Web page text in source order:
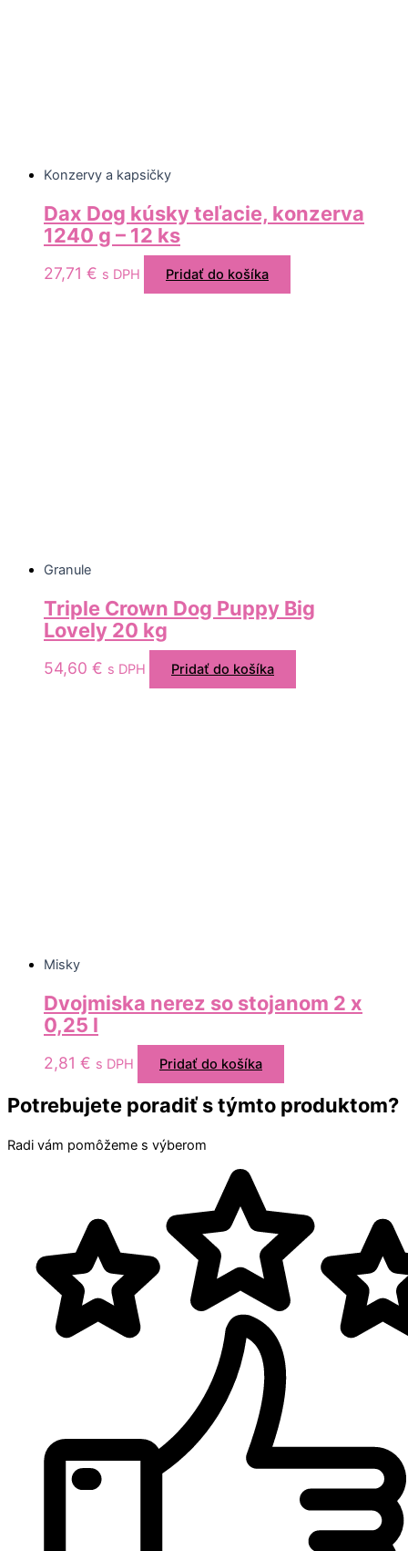
Konzervy a kapsičky
Dax Dog kúsky teľacie, konzerva
1240 g – 12 ks
27,71 € s DPH Pridať do košíka
Granule
Triple Crown Dog Puppy Big
Lovely 20 kg
54,60 € s DPH Pridať do košíka
Misky
Dvojmiska nerez so stojanom 2 x
0,25 l
2,81 € s DPH Pridať do košíka
Potrebujete poradiť s týmto produktom?
Radi vám pomôžeme s výberom